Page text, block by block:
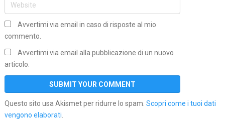
Avvertimi via email in caso di risposte al mio
commento.
Avvertimi via email alla pubblicazione di un nuovo
articolo.
Questo sito usa Akismet per ridurre lo spam. Scopri come i tuoi dati
vengono elaborati.